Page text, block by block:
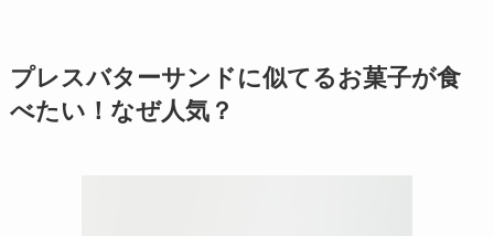
プレスバターサンドに似てるお菓子が食
べたい！なぜ人気？